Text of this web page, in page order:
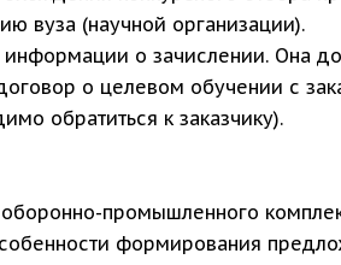
вуза (научной организации).
о зачислении. Она
о целевом обучении с
обратиться к заказчику).
промышленного
формирования